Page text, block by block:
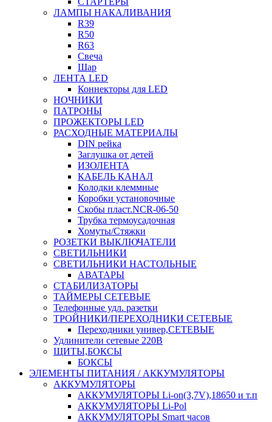
ЛАМПЫ НАКАЛИВАНИЯ
R39
R50
R63
Свеча
Шар
ЛЕНТА LED
Коннекторы для LED
НОЧНИКИ
ПАТРОНЫ
ПРОЖЕКТОРЫ LED
РАСХОДНЫЕ МАТЕРИАЛЫ
DIN рейка
Заглушка от детей
ИЗОЛЕНТА
КАБЕЛЬ КАНАЛ
Колодки клеммные
Коробки установочные
Скобы пласт.NCR-06-50
Трубка термоусадочная
Хомуты/Стяжки
РОЗЕТКИ ВЫКЛЮЧАТЕЛИ
СВЕТИЛЬНИКИ
СВЕТИЛЬНИКИ НАСТОЛЬНЫЕ
АВАТАРЫ
СТАБИЛИЗАТОРЫ
ТАЙМЕРЫ СЕТЕВЫЕ
Телефонные удл. разетки
ТРОЙНИКИ/ПЕРЕХОДНИКИ СЕТЕВЫЕ
Переходники универ,СЕТЕВЫЕ
Удлинители сетевые 220В
ЩИТЫ,БОКСЫ
БОКСЫ
ЭЛЕМЕНТЫ ПИТАНИЯ / АККУМУЛЯТОРЫ
АККУМУЛЯТОРЫ
АККУМУЛЯТОРЫ Li-on(3,7V),18650 и т.п
АККУМУЛЯТОРЫ Li-Pol
АККУМУЛЯТОРЫ Smart часов